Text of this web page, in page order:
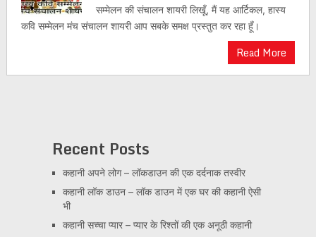
सम्मेलन की संचालन शायरी लिखूँ, मैं यह आर्टिकल, हास्य
कवि सम्मेलन मंच संचालन शायरी आप सबके समक्ष प्रस्तुत कर रहा हूँ।
Read More
Recent Posts
कहानी अपने लोग – लॉकडाउन की एक दर्दनाक तस्वीर
कहानी लॉक डाउन – लॉक डाउन में एक घर की कहानी ऐसी
भी
कहानी सच्चा प्यार – प्यार के रिश्तों की एक अनूठी कहानी